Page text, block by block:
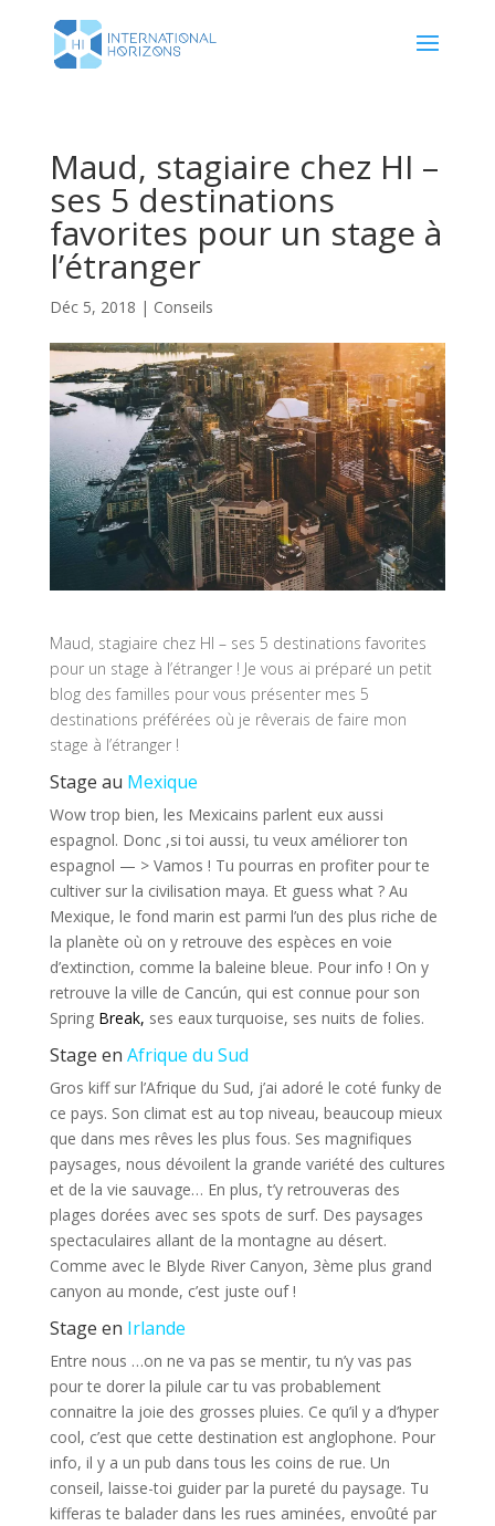
Maud, stagiaire chez HI –
ses 5 destinations
favorites pour un stage à
l’étranger
Déc 5, 2018 | Conseils
Maud, stagiaire chez HI – ses 5 destinations favorites
pour un stage à l’étranger ! Je vous ai préparé un petit
blog des familles pour vous présenter mes 5
destinations préférées où je rêverais de faire mon
stage à l’étranger !
Stage au Mexique
Wow trop bien, les Mexicains parlent eux aussi
espagnol. Donc ,si toi aussi, tu veux améliorer ton
espagnol — > Vamos ! Tu pourras en profiter pour te
cultiver sur la civilisation maya. Et guess what ? Au
Mexique, le fond marin est parmi l’un des plus riche de
la planète où on y retrouve des espèces en voie
d’extinction, comme la baleine bleue. Pour info ! On y
retrouve la ville de Cancún, qui est connue pour son
Spring Break, ses eaux turquoise, ses nuits de folies.
Stage en Afrique du Sud
Gros kiff sur l’Afrique du Sud, j’ai adoré le coté funky de
ce pays. Son climat est au top niveau, beaucoup mieux
que dans mes rêves les plus fous. Ses magnifiques
paysages, nous dévoilent la grande variété des cultures
et de la vie sauvage… En plus, t’y retrouveras des
plages dorées avec ses spots de surf. Des paysages
spectaculaires allant de la montagne au désert.
Comme avec le Blyde River Canyon, 3ème plus grand
canyon au monde, c’est juste ouf !
Stage en Irlande
Entre nous …on ne va pas se mentir, tu n’y vas pas
pour te dorer la pilule car tu vas probablement
connaitre la joie des grosses pluies. Ce qu’il y a d’hyper
cool, c’est que cette destination est anglophone. Pour
info, il y a un pub dans tous les coins de rue. Un
conseil, laisse-toi guider par la pureté du paysage. Tu
kifferas te balader dans les rues aminées, envoûté par